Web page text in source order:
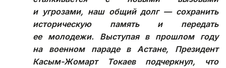
и угрозами, наш общий долг — сохранить
историческую память и передать
ее молодежи. Выступая в прошлом году
на военном параде в Астане, Президент
Касым-Жомарт Токаев подчеркнул, что